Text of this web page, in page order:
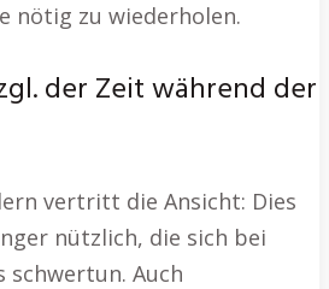
nötig zu wiederholen.
der Zeit während der
vertritt die Ansicht: Dies
nützlich, die sich bei
schwertun. Auch